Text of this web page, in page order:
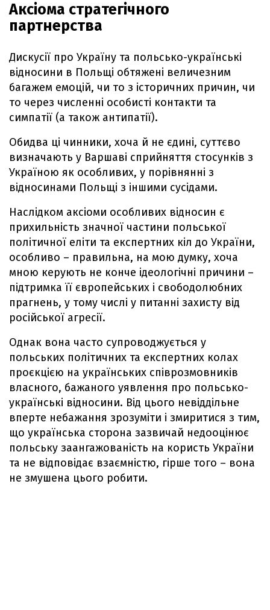
Аксіома стратегічного
партнерства
Дискусії про Україну та польсько-українські
відносини в Польщі обтяжені величезним
багажем емоцій, чи то з історичних причин, чи
то через численні особисті контакти та
симпатії (а також антипатії).
Обидва ці чинники, хоча й не єдині, суттєво
визначають у Варшаві сприйняття стосунків з
Україною як особливих, у порівнянні з
відносинами Польщі з іншими сусідами.
Наслідком аксіоми особливих відносин є
прихильність значної частини польської
політичної еліти та експертних кіл до України,
особливо – правильна, на мою думку, хоча
мною керують не конче ідеологічні причини –
підтримка її європейських і свободолюбних
прагнень, у тому числі у питанні захисту від
російської агресії.
Однак вона часто супроводжується у
польських політичних та експертних колах
проєкцією на українських співрозмовників
власного, бажаного уявлення про польсько-
українські відносини. Від цього невіддільне
вперте небажання зрозуміти і змиритися з тим,
що українська сторона зазвичай недооцінює
польську заангажованість на користь України
та не відповідає взаємністю, гірше того – вона
не змушена цього робити.